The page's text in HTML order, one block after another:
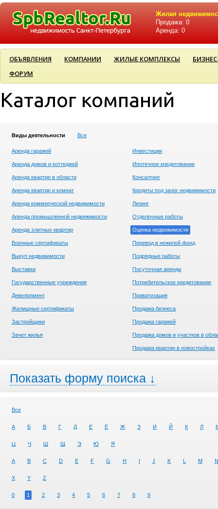
Жилая
Продажа: 0
Аренда: 0
ОБЪЯВЛЕНИЯ КОМПАНИИ ЖИЛЫЕ КОМПЛЕКСЫ
ФОРУМ
Каталог компаний
Виды деятельности Все
Аренда гаражей
Аренда домов и коттеджей
Аренда квартир в области
Аренда квартир и комнат
Аренда коммерческой недвижимости
Аренда промышленной недвижимости
Аренда элитных квартир
Военные сертификаты
Выкуп недвижимости
Выставки
Государственные учреждения
Девелопмент
Жилищные сертификаты
Застройщики
Зачет жилья
Инвестиции
Ипотечное кредитование
Консалтинг
Кредиты под залог недвижимости
Лизинг
Отделочные работы
Оценка недвижимости
Перевод в нежилой фонд
Подрядные работы
Посуточная аренда
Потребительское кредитование
Приватизация
Продажа бизнеса
Продажа гаражей
Продажа домов и участков в
Продажа квартир в новостройках
Показать форму поиска ↓
Все
А Б В Г Д Е Ё Ж З И Й К Л
Ц Ч Ш Щ Э Ю Я
A B C D E F G H I J K L M N
X Y Z
0 1 2 3 4 5 6 7 8 9